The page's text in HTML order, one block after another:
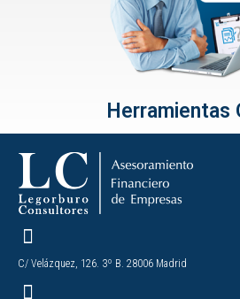
Herramientas
C/ Velázquez, 126. 3º B. 28006 Madrid